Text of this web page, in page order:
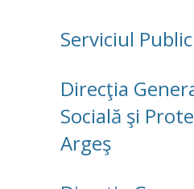
Serviciul
Direcţia
Socială şi
Argeş